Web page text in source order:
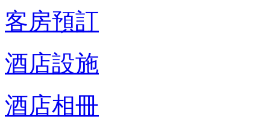
客房預訂
酒店設施
酒店相冊